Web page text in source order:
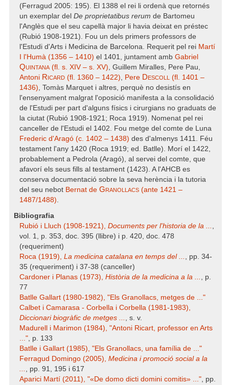
(Ferragud 2005: 195). El 1388 el rei li ordenà que retornés
un exemplar del De proprietatibus rerum de Bartomeu
l'Anglès que el seu capellà major li havia deixat en préstec
(Rubió 1908-1921). Fou un dels primers professors de
l'Estudi d'Arts i Medicina de Barcelona. Requerit pel rei Martí
I l'Humà (1356 – 1410) el 1401, juntament amb Gabriel
Quintana(fl. s. XIV – s. XV), Guillem Miralles, Pere Pau,
Antoni Ricard (fl. 1360 – 1422), Pere Descoll (fl. 1401 –
1436), Tomàs Marquet i altres, perquè no desistís en
l'ensenyament malgrat l'oposició manifesta a la consolidació
de l'Estudi per part d'alguns físics i cirurgians no graduats de
la ciutat (Rubió 1908-1921; Roca 1919). Nomenat pel rei
canceller de l'Estudi el 1402. Fou metge del comte de Luna
Frederic d'Aragó (c. 1402 – 1438) des d'almenys 1411. Féu
testament l'any 1420 (Roca 1919; ed. Batlle). Morí el 1422,
probablement a Pedrola (Aragó), al servei del comte, que
afavorí els seus fills al testament (1423). A l'AHCB es
conserva documentació sobre la seva herència i la tutoria
del seu nebot Bernat de Granollacs (ante 1421 –
1487/1488).
Bibliografia
Rubió i Lluch (1908-1921), Documents per l'historia de la ... ,
vol. 1, p. 353, doc. 395 (llibre) i p. 420, doc. 478
(requeriment)
Roca (1919), La medicina catalana en temps del ... , pp. 34-
35 (requeriment) i 37-38 (canceller)
Cardoner i Planas (1973), Història de la medicina a la ... , p.
77
Batlle Gallart (1980-1982), "Els Granollacs, metges de ..."
Calbet i Camarasa - Corbella i Corbella (1981-1983),
Diccionari biogràfic de metges ... , s. v.
Madurell i Marimon (1984), "Antoni Ricart, professor en Arts
...", p. 133
Batlle i Gallart (1985), "Els Granollacs, una família de ..."
Ferragud Domingo (2005), Medicina i promoció social a la
... , pp. 91, 195 i 617
Aparici Martí (2011), "«De domo dicti domini comitis» ...", pp.